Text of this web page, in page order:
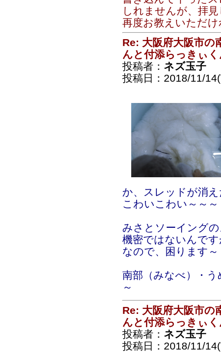
しれませんが、拝
再度お教えいただ
Re: 大阪府大阪市の
んと付添らっきぃ
投稿者： ネズ玉子
投稿日：2018/11/
か、スレッドが消
こわいこわい～～～
みさとソーイング
機密ではないんで
なので、困ります～
南部（みなべ）・
～
Re: 大阪府大阪市の
んと付添らっきぃ
投稿者： ネズ玉子
投稿日：2018/11/